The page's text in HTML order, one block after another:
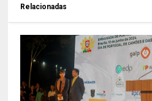
Relacionadas